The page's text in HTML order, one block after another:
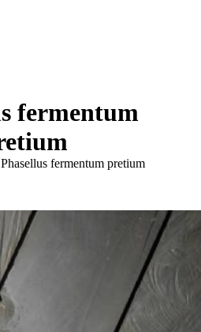
fermentum
Phasellus fermentum pretium